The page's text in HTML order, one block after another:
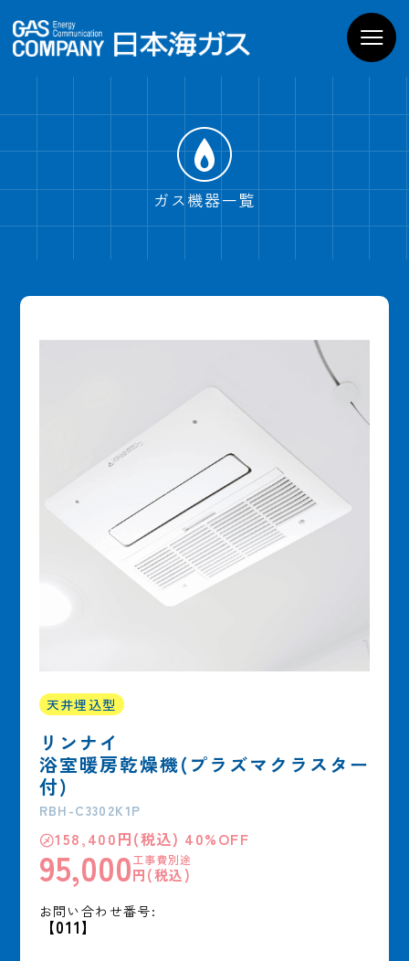
お家のガス機器
商品一覧
導入までの流れ
ショールームPregoを
ガス機器一覧
天井埋込型
リンナイ
浴室暖房乾燥機(プラズマクラスター
付)
RBH-C3302K1P
㋱158,400円(税込) 40%OFF
95,000工事費別途
円(税込)
お問い合わせ番号:
【011】